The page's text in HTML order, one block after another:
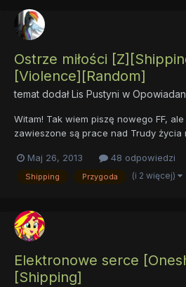
Ostrze miłości
[Violence][Random]
temat dodałLis Pustyni w
Witam! Tak wiem piszę nowego FF,
zawieszone są prace nad Trudy życia
się jak przeczytacie. Autorzy: Lis
Rozdziały: Prolog Rozdział I Rozdział II
Maj 26, 2013 48 odpowiedzi
Shipping Przygoda (i 2 więcej)
Elektronowe serce
[Shipping]